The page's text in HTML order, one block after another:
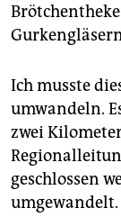
Ich musste
umwandeln.
zwei
geschlossen
umgewandelt.